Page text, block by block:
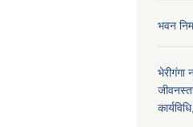
भवन
भेरीगंगा